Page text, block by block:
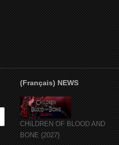
(Français) NEWS
CHILDREN OF BLOOD AND
BONE (2027)